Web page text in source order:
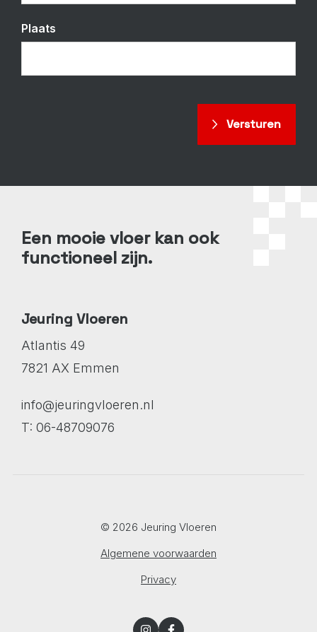
Plaats
Een mooie vloer kan ook
functioneel zijn.
Jeuring Vloeren
Atlantis 49
7821 AX Emmen
info@jeuringvloeren.nl
T: 06-48709076
© 2026 Jeuring Vloeren
Algemene voorwaarden
Privacy